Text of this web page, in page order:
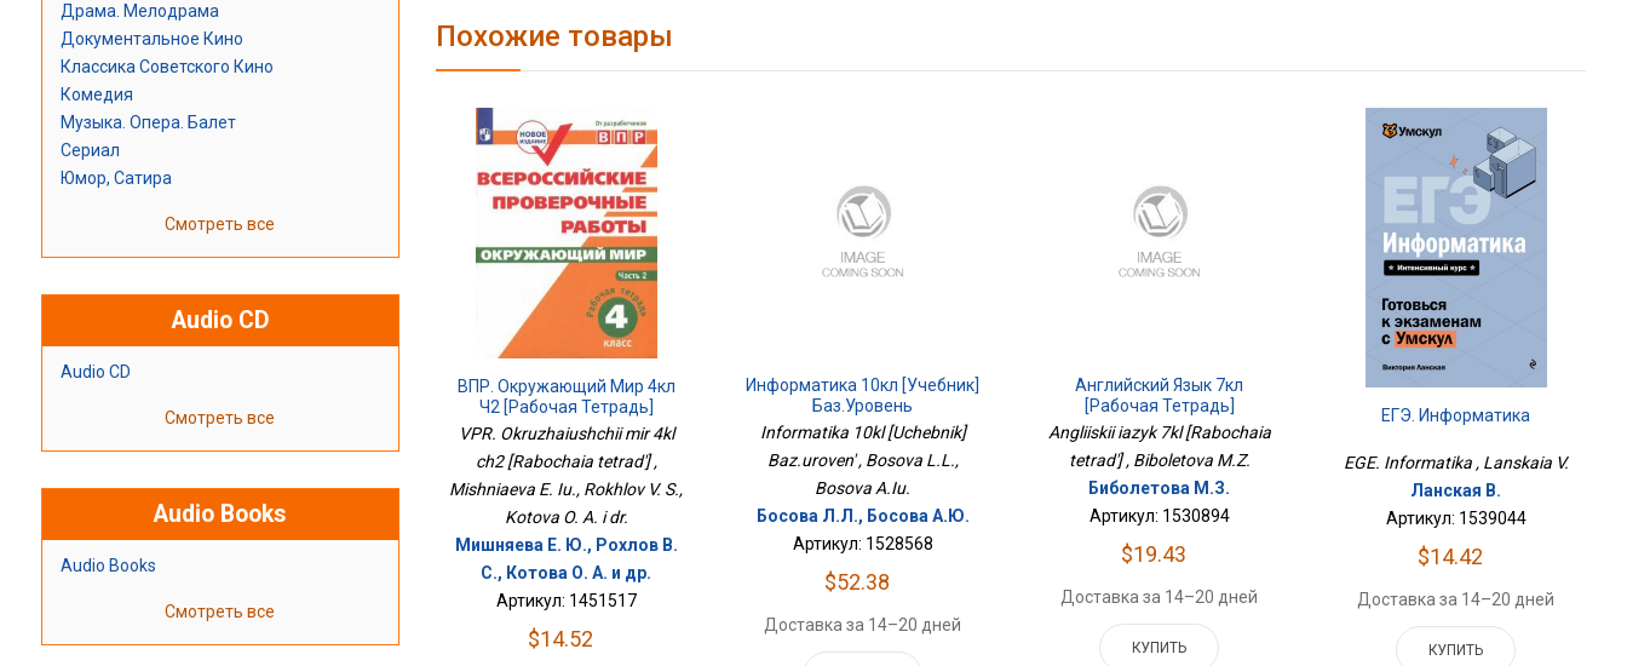
Драма. Мелодрама
Документальное Кино
Классика Советского Кино
Комедия
Музыка. Опера. Балет
Сериал
Юмор, Сатира
Смотреть все
Audio CD
Audio CD
Смотреть все
Audio Books
Audio Books
Смотреть все
Похожие товары
ВПР. Окружающий Мир 4кл
Ч2 [Рабочая Тетрадь]
VPR. Okruzhaiushchii mir 4kl
ch2 [Rabochaia tetrad'] ,
Mishniaeva E. Iu., Rokhlov V. S.,
Kotova O. A. i dr.
Мишняева Е. Ю., Рохлов В.
С., Котова О. А. и др.
Артикул: 1451517
$14.52
Информатика 10кл [Учебник]
Баз.уровень
Informatika 10kl [Uchebnik]
Baz.uroven' , Bosova L.L.,
Bosova A.Iu.
Босова Л.Л., Босова А.Ю.
Артикул: 1528568
$52.38
Доставка за 14–20 дней
Английский Язык 7кл
[Рабочая Тетрадь]
Angliiskii iazyk 7kl [Rabochaia
tetrad'] , Biboletova M.Z.
Биболетова М.З.
Артикул: 1530894
$19.43
Доставка за 14–20 дней
КУПИТЬ
ЕГЭ. Информатика
EGE. Informatika , Lanskaia V.
Ланская В.
Артикул: 1539044
$14.42
Доставка за 14–20 дней
КУПИТЬ